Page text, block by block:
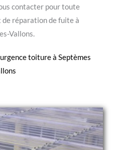
contacter pour toute
de réparation de fuite à
Vallons.
urgence toiture à Septèmes